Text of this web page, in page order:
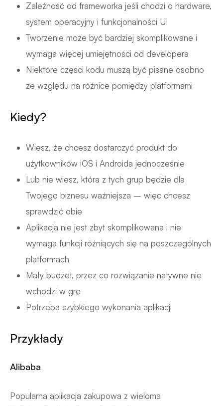
Zależność od frameworka jeśli chodzi o hardware,
system operacyjny i funkcjonalności UI
Tworzenie może być bardziej skomplikowane i
wymaga więcej umiejętności od developera
Niektóre części kodu muszą być pisane osobno
ze względu na różnice pomiędzy platformami
Kiedy?
Wiesz, że chcesz dostarczyć produkt do
użytkowników iOS i Androida jednocześnie
Lub nie wiesz, która z tych grup będzie dla
Twojego biznesu ważniejsza – więc chcesz
sprawdzić obie
Aplikacja nie jest zbyt skomplikowana i nie
wymaga funkcji różniących się na poszczególnych
platformach
Mały budżet, przez co rozwiązanie natywne nie
wchodzi w grę
Potrzeba szybkiego wykonania aplikacji
Przykłady
Alibaba
Popularna aplikacja zakupowa z wieloma